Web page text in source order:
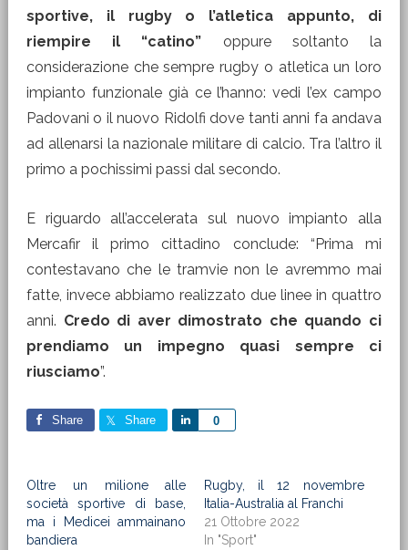
sportive, il rugby o l’atletica appunto, di
riempire il “catino” oppure soltanto la
considerazione che sempre rugby o atletica un loro
impianto funzionale già ce l’hanno: vedi l’ex campo
Padovani o il nuovo Ridolfi dove tanti anni fa andava
ad allenarsi la nazionale militare di calcio. Tra l’altro il
primo a pochissimi passi dal secondo.
E riguardo all’accelerata sul nuovo impianto alla
Mercafir il primo cittadino conclude: “Prima mi
contestavano che le tramvie non le avremmo mai
fatte, invece abbiamo realizzato due linee in quattro
anni. Credo di aver dimostrato che quando ci
prendiamo un impegno quasi sempre ci
riusciamo”.
Share Share 0
Share
Oltre un milione alle
società sportive di base,
ma i Medicei ammainano
bandiera
Rugby, il 12 novembre
Italia-Australia al Franchi
21 Ottobre 2022
In "Sport"